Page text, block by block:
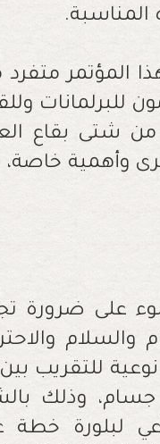
المناسبة.
المؤتمر
للبرلمانات
من شتى بقاع
وأهمية خاصة،
على ضرورة
والسلام
للتقريب بين
جسام، وذلك
لبلورة خطة